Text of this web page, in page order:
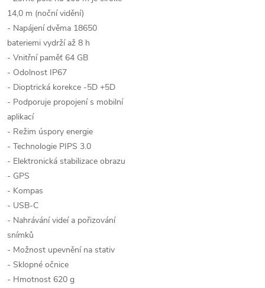
14,0 m (noční vidění)
- Napájení dvěma 18650
bateriemi vydrží až 8 h
- Vnitřní paměť 64 GB
- Odolnost IP67
- Dioptrická korekce -5D +5D
- Podporuje propojení s mobilní
aplikací
- Režim úspory energie
- Technologie PIPS 3.0
- Elektronická stabilizace obrazu
- GPS
- Kompas
- USB-C
- Nahrávání videí a pořizování
snímků
- Možnost upevnění na stativ
- Sklopné očnice
- Hmotnost 620 g